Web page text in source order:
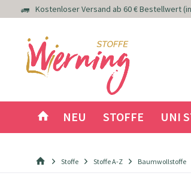
Kostenloser Versand ab 60 € Bestellwert
NEU STOFFE UNI
Stoffe Stoffe A-Z Baumwollstoffe